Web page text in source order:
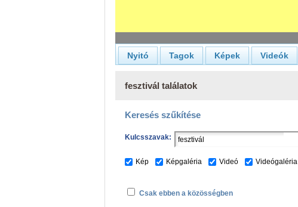
Nyitó Tagok Képek Videók
fesztivál találatok
Keresés szűkítése
Kulcsszavak:
Kép Képgaléria Videó Videógaléria
Csak ebben a közösségben